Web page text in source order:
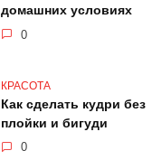
домашних условиях
0
КРАСОТА
Как сделать кудри без
плойки и бигуди
0